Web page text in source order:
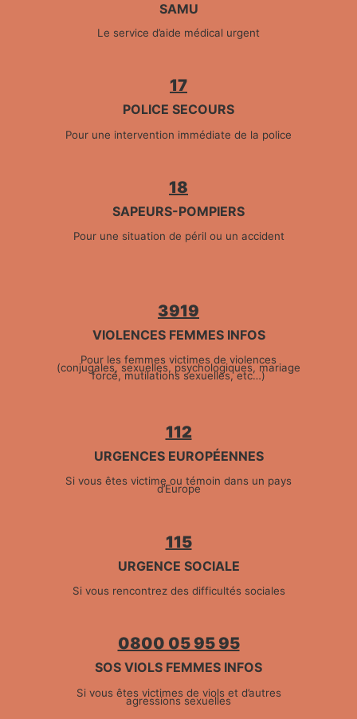
SAMU
Le service d’aide médical urgent
17
POLICE SECOURS
Pour une intervention immédiate de la police
18
SAPEURS-POMPIERS
Pour une situation de péril ou un accident
3919
VIOLENCES FEMMES INFOS
Pour les femmes victimes de violences
(conjugales, sexuelles, psychologiques, mariage
forcé, mutilations sexuelles, etc…)
112
URGENCES EUROPÉENNES
Si vous êtes victime ou témoin dans un pays
d’Europe
115
URGENCE SOCIALE
Si vous rencontrez des difficultés sociales
0800 05 95 95
SOS VIOLS FEMMES INFOS
Si vous êtes victimes de viols et d’autres
agressions sexuelles